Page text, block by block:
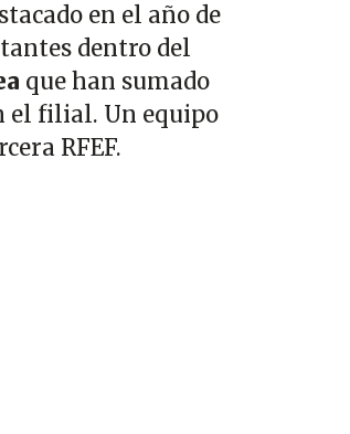
en el año de
dentro del
que han sumado
el filial. Un equipo
RFEF.